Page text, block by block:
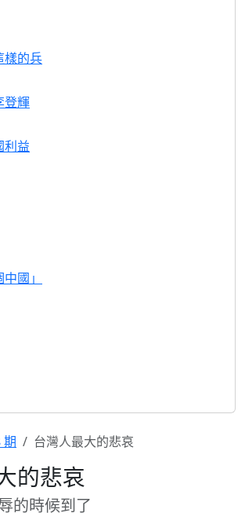
樣的兵
登輝
利益
國」
期 台灣人最大的悲哀
的悲哀
的時候到了